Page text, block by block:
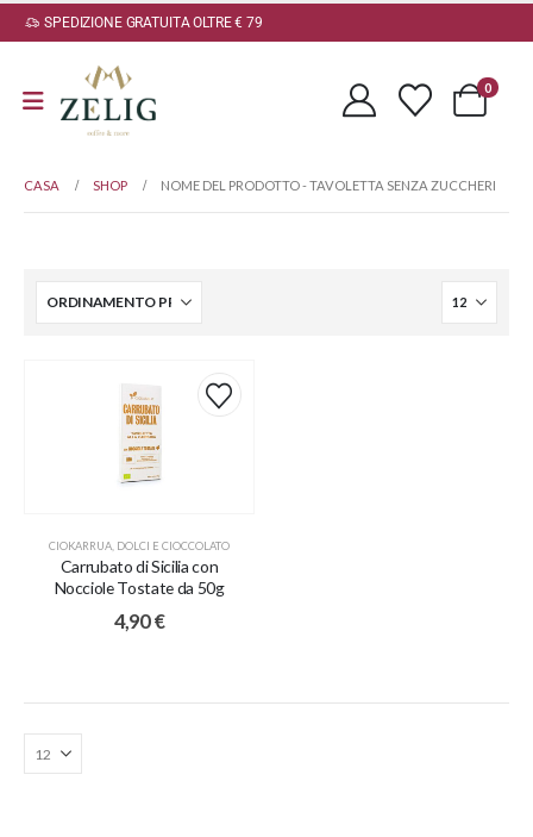
SPEDIZIONE GRATUITA OLTRE € 79
0
CASA SHOP NOME DEL PRODOTTO -TAVOLETTA SENZA ZUCCHERI
CIOKARRUA DOLCI E CIOCCOLATO
Carrubato di Sicilia con
Nocciole Tostate da 50g
4,90€